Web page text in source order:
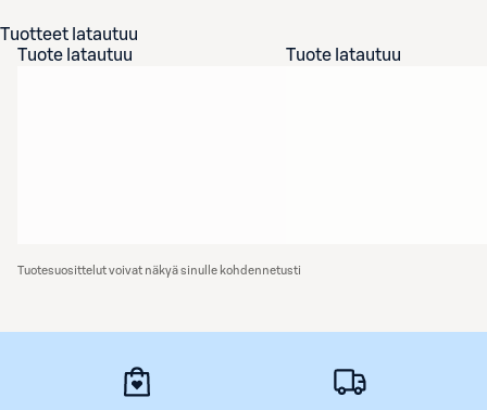
Tuotteet latautuu
Tuote latautuu
Tuote latautuu
Tuotesuosittelut voivat näkyä sinulle kohdennetusti